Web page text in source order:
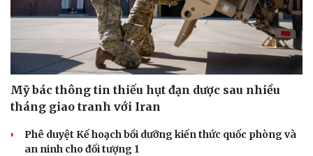
Mỹ bác thông tin thiếu hụt đạn dược sau nhiều
tháng giao tranh với Iran
Phê duyệt Kế hoạch bồi dưỡng kiến thức quốc phòng và
an ninh cho đối tượng 1